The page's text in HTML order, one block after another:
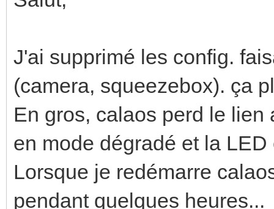
Feb 21 03:40:17
FUNCTION:
)
Feb 21 03:40:17 n450
ERR<246>:ecore
J'ai supprimé les config.
(camera, squeezebox). ça
En gros, calaos perd le
en mode dégradé et la
Lorsque je redémarre
pendant quelques heures...